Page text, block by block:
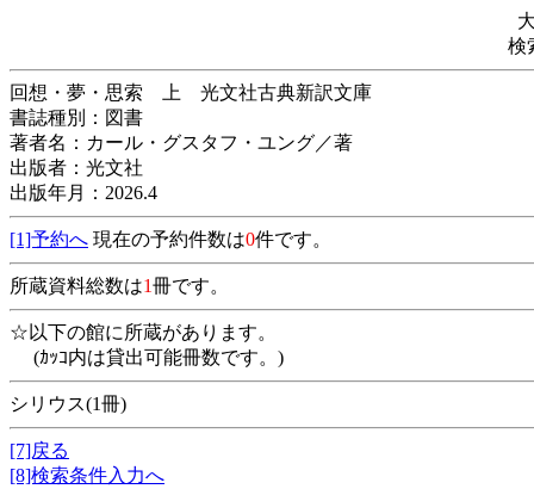
検
回想・夢・思索 上 光文社古典新訳文庫
書誌種別：図書
著者名：カール・グスタフ・ユング／著
出版者：光文社
出版年月：2026.4
[1]予約へ 現在の予約件数は0件です。
所蔵資料総数は1冊です。
☆以下の館に所蔵があります。
(ｶｯｺ内は貸出可能冊数です。)
シリウス(1冊)
[7]戻る
[8]検索条件入力へ